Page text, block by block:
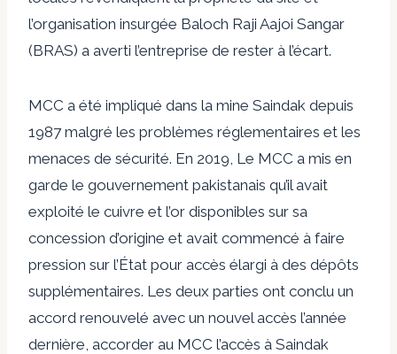
l’organisation insurgée Baloch Raji Aajoi Sangar
(BRAS) a averti l’entreprise de rester à l’écart.
MCC a été impliqué dans la mine Saindak depuis
1987 malgré les problèmes réglementaires et les
menaces de sécurité. En 2019, Le MCC a mis en
garde le gouvernement pakistanais qu’il avait
exploité le cuivre et l’or disponibles sur sa
concession d’origine et avait commencé à faire
pression sur l’État pour accès élargi à des dépôts
supplémentaires. Les deux parties ont conclu un
accord renouvelé avec un nouvel accès l’année
dernière, accorder au MCC l’accès à Saindak